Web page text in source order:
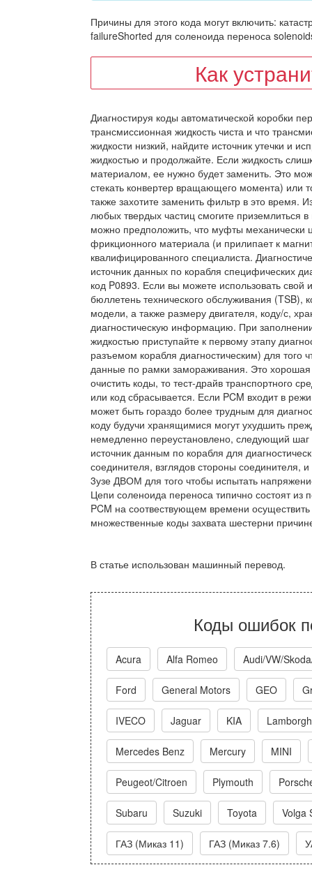
Причины для этого кода могут включить:
failureShorted для соленоида переноса
Как
Диагностируя коды автоматической коробки
трансмиссионная жидкость чиста и что
жидкости низкий, найдите источник утечки и
жидкостью и продолжайте. Если жидкость
материалом, ее нужно будет заменить. Это
стекать конвертер вращающего момента) или
также захотите заменить фильтр в это время.
любых твердых частиц смогите приземлиться
можно предположить, что муфты механически
фрикционного материала (и прилипает к
квалифицированного специалиста.
источник данных по корабля специфических
код P0893. Если вы можете использовать
бюллетень технического обслуживания (TSB),
модели, а также размеру двигателя, коду/с,
диагностическую информацию. При
жидкостью приступайте к первому этапу
разъемом корабля диагностическим) для того
данные по рамки замораживания. Это
очистить коды, то тест-драйв транспортного
или код сбрасывается. Если PCM входит в
может быть гораздо более трудным для
коду будучи хранящимися могут ухудшить
немедленно переустановлено, следующий шаг
источник данным по корабля для
соединителя, взглядов стороны соединителя,
3узе ДВОМ для того чтобы испытать
Цепи соленоида переноса типично состоят из
PCM на соотвествующем времени
множественные коды захвата шестерни
В статье использован машинный перевод.
Коды ошибок
Acura Alfa Romeo Audi/VW/
Ford General Motors GEO
IVECO Jaguar KIA
Mercedes Benz Mercury MINI
Peugeot/Citroen Plymouth
Subaru Suzuki Toyota Volga
ГАЗ (Миказ 11) ГАЗ (Миказ 7.6)